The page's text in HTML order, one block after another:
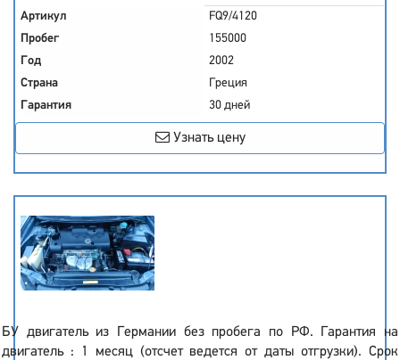
Артикул
FQ9/4120
Пробег
155000
Год
2002
Страна
Греция
Гарантия
30 дней
Узнать цену
БУ двигатель из Германии без пробега по РФ. Гарантия на
двигатель : 1 месяц (отсчет ведется от даты отгрузки). Срок